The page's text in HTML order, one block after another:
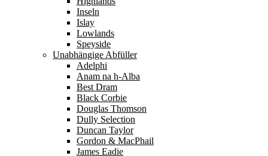
Inseln
Islay
Lowlands
Speyside
Unabhängige Abfüller
Adelphi
Anam na h-Alba
Best Dram
Black Corbie
Douglas Thomson
Dully Selection
Duncan Taylor
Gordon & MacPhail
James Eadie